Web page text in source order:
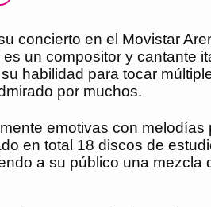
concierto en el Movistar
un compositor y cantante
habilidad para tocar
por muchos.
emotivas con
en total 18 discos de
a su público una mezcla